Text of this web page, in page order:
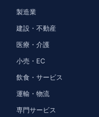
製造業
建設・不動産
医療・介護
小売・EC
飲食・サービス
運輸・物流
専門サービス